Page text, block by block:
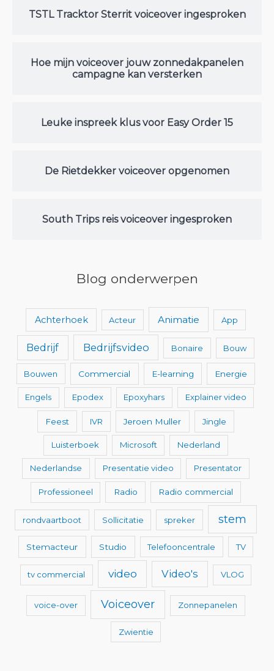
TSTL Tracktor Sterrit voiceover ingesproken
Hoe mijn voiceover jouw zonnedakpanelen
campagne kan versterken
Leuke inspreek klus voor Easy Order 15
De Rietdekker voiceover opgenomen
South Trips reis voiceover ingesproken
Blog onderwerpen
Achterhoek Acteur Animatie App
Bedrijf Bedrijfsvideo Bonaire Bouw
Bouwen Commercial E-learning Energie
Engels Epodex Epoxyhars Explainer video
Feest IVR Jeroen Muller Jingle
Luisterboek Microsoft Nederland
Nederlandse Presentatie video Presentator
Professioneel Radio Radio commercial
rondvaartboot Sollicitatie spreker stem
Stemacteur Studio Telefooncentrale TV
tv commercial video Video's VLOG
voice-over Voiceover Zonnepanelen
Zwientie